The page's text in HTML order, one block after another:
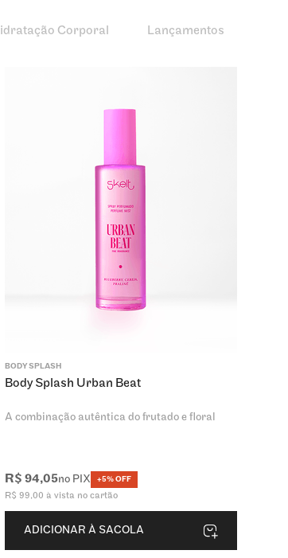
Corporal Lançamentos
BODY SPLASH
Body Splash Urban Beat
A combinação autêntica do frutado e floral
R$ 94,05no PIX +5% OFF
R$ 99,00 à vista no cartão
ADICIONAR À SACOLA